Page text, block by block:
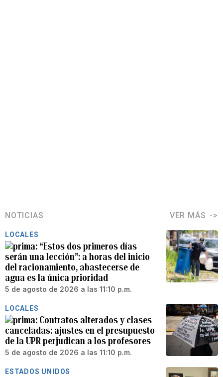
NOTICIAS VER MÁS
LOCALES
“Estos dos primeros días
serán una lección”: a horas del inicio
del racionamiento, abastecerse de
agua es la única prioridad
5 de agosto de 2026 a las 11:10 p.m.
LOCALES
Contratos alterados y clases
canceladas: ajustes en el presupuesto
de la UPR perjudican a los profesores
5 de agosto de 2026 a las 11:10 p.m.
ESTADOS UNIDOS